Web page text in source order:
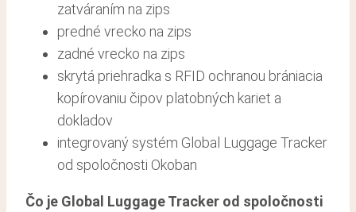
zatváraním na zips
predné vrecko na zips
zadné vrecko na zips
skrytá priehradka s RFID ochranou brániacia
kopírovaniu čipov platobných kariet a
dokladov
integrovaný systém Global Luggage Tracker
od spoločnosti Okoban
Čo je Global Luggage Tracker od spoločnosti